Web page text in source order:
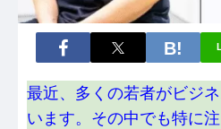
最近、多くの若者がビジ
います。その中でも特に